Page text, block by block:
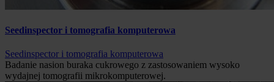
Seedinspector i tomografia komputerowa
Seedinspector i tomografia komputerowa
Badanie nasion buraka cukrowego z zastosowaniem wysoko
wydajnej tomografii mikrokomputerowej.